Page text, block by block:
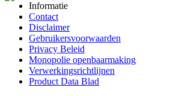
Informatie
Contact
Disclaimer
Gebruikersvoorwaarden
Privacy Beleid
Monopolie openbaarmaking
Verwerkingsrichtlijnen
Product Data Blad